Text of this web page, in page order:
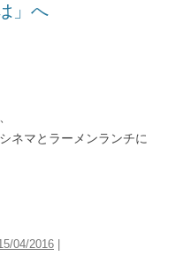
」へ
ネマとラーメンランチに
04/2016